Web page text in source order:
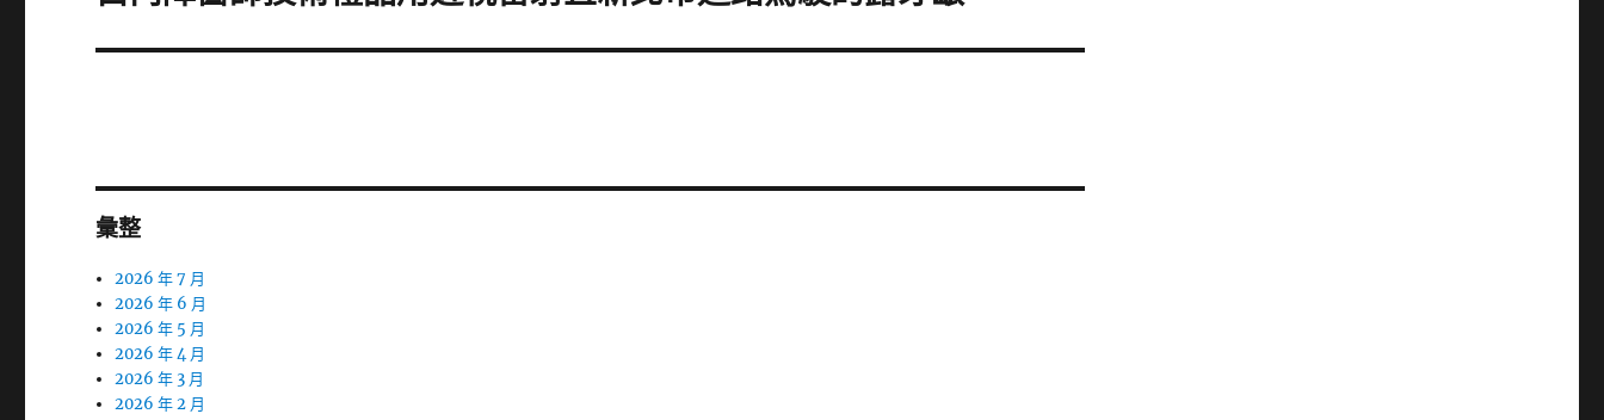
篇
彙整
2026 年 7 月
2026 年 6 月
2026 年 5 月
2026 年 4 月
2026 年 3 月
2026 年 2 月